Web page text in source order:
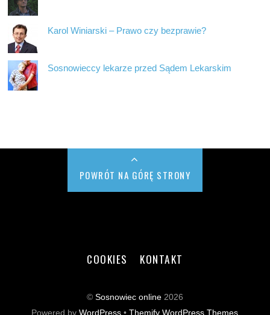
Karol Winiarski – Prawo czy bezprawie?
Sosnowieccy lekarze przed Sądem Lekarskim
POWRÓT NA GÓRĘ STRONY
COOKIES KONTAKT
© Sosnowiec online2026
Powered byWordPress •Themify WordPress Themes